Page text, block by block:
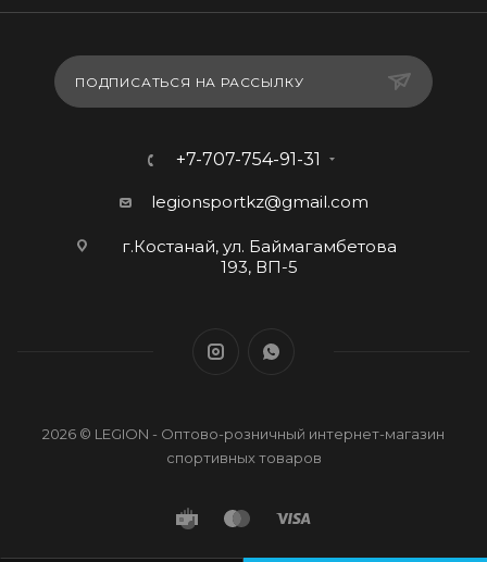
ПОДПИСАТЬСЯ НА РАССЫЛКУ
+7-707-754-91-31
legionsportkz@gmail.com
г.Костанай, ул. Баймагамбетова
193, ВП-5
2026 © LEGION - Оптово-розничный интернет-магазин
спортивных товаров